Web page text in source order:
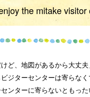
the mitake visitor
ど、地図があるから大丈夫
ジターセンターは寄らなく
ンターに寄らないともった